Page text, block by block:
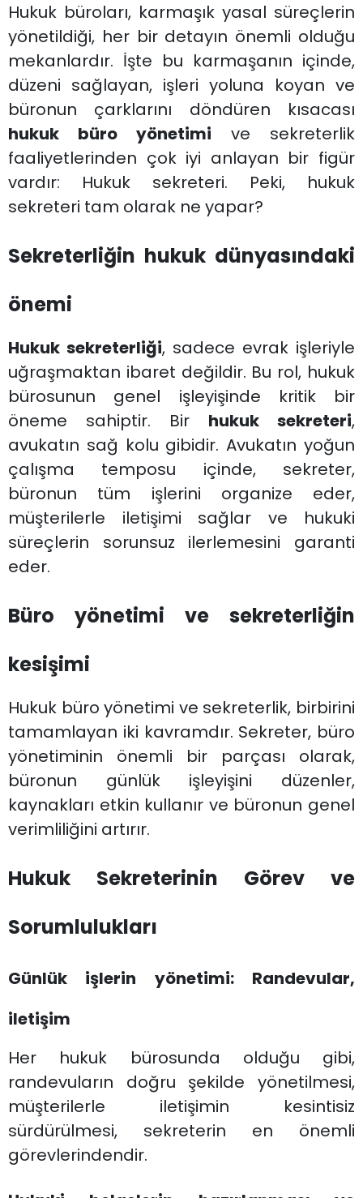
Hukuk büroları, karmaşık yasal süreçlerin
yönetildiği, her bir detayın önemli olduğu
mekanlardır. İşte bu karmaşanın içinde,
düzeni sağlayan, işleri yoluna koyan ve
büronun çarklarını döndüren kısacası
hukuk büro yönetimi ve sekreterlik
faaliyetlerinden çok iyi anlayan bir figür
vardır: Hukuk sekreteri. Peki, hukuk
sekreteri tam olarak ne yapar?
Sekreterliğin hukuk dünyasındaki
önemi
Hukuk sekreterliği, sadece evrak işleriyle
uğraşmaktan ibaret değildir. Bu rol, hukuk
bürosunun genel işleyişinde kritik bir
öneme sahiptir. Bir hukuk sekreteri,
avukatın sağ kolu gibidir. Avukatın yoğun
çalışma temposu içinde, sekreter,
büronun tüm işlerini organize eder,
müşterilerle iletişimi sağlar ve hukuki
süreçlerin sorunsuz ilerlemesini garanti
eder.
Büro yönetimi ve sekreterliğin
kesişimi
Hukuk büro yönetimi ve sekreterlik, birbirini
tamamlayan iki kavramdır. Sekreter, büro
yönetiminin önemli bir parçası olarak,
büronun günlük işleyişini düzenler,
kaynakları etkin kullanır ve büronun genel
verimliliğini artırır.
Hukuk Sekreterinin Görev ve
Sorumlulukları
Günlük işlerin yönetimi: Randevular,
iletişim
Her hukuk bürosunda olduğu gibi,
randevuların doğru şekilde yönetilmesi,
müşterilerle iletişimin kesintisiz
sürdürülmesi, sekreterin en önemli
görevlerindendir.